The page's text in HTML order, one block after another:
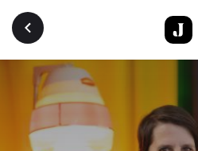
Direkt zum Inhalt